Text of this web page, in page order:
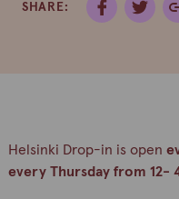
SHARE:
Helsinki Drop-in is open
every Thursday from 12-